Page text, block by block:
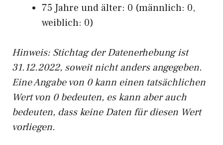
75 Jahre und älter: 0 (männlich: 0,
weiblich: 0)
Hinweis: Stichtag der Datenerhebung ist
31.12.2022, soweit nicht anders angegeben.
Eine Angabe von 0 kann einen tatsächlichen
Wert von 0 bedeuten, es kann aber auch
bedeuten, dass keine Daten für diesen Wert
vorliegen.